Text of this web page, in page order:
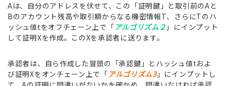
Aは、自分のアドレスを伏せて、この「証明鍵」と取引前のAと
Bのアカウント残高や取引額からなる機密情報T、さらにTのハ
ッシュ値tをオフチェーン上で「アルゴリズム２ 」にインプット
して証明Xを作成。このXを承認者に送ります。
承認者は、自ら作成した冒頭の「承認鍵」とハッシュ値tおよ
び証明Xをオンチェーン上で「アルゴリズム3」にインプットし